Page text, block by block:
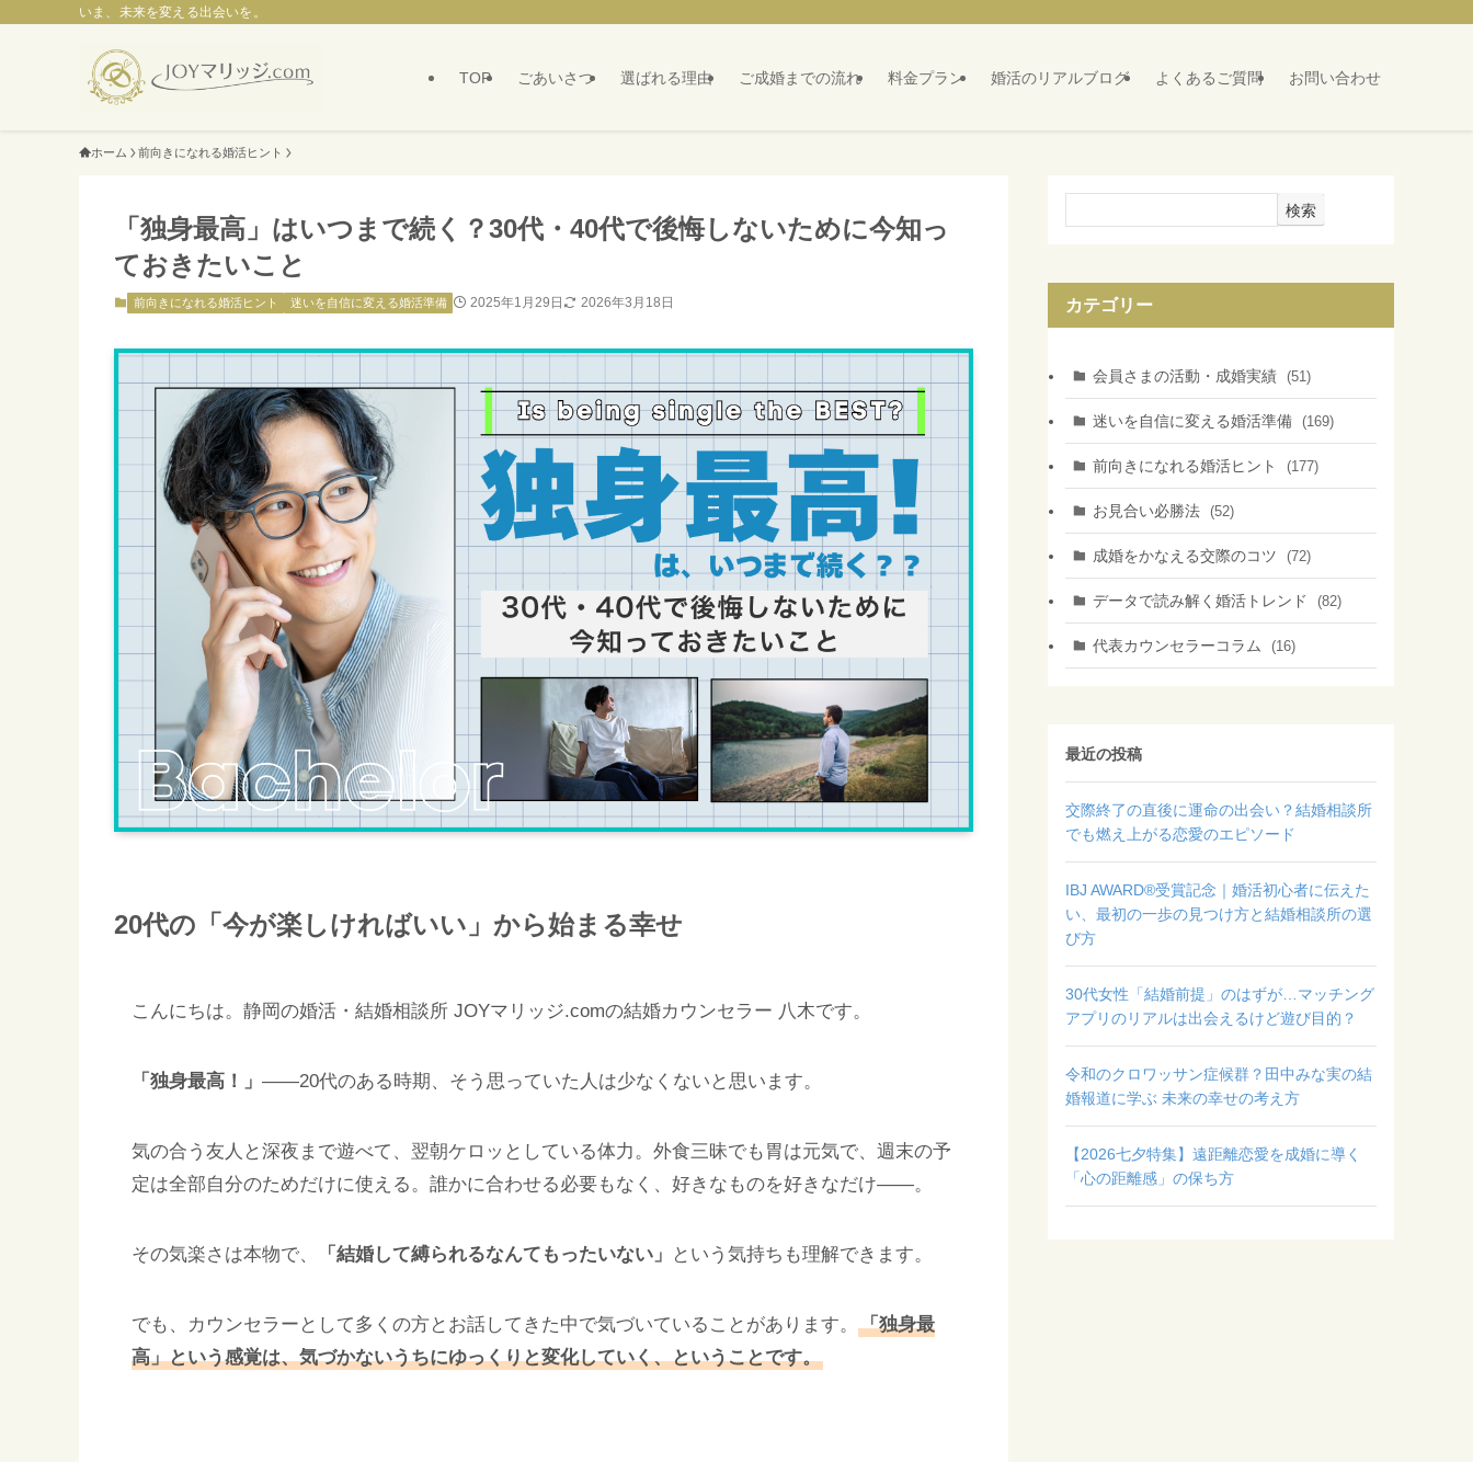
いま、未来を変える出会いを。
TOP ごあいさつ 選ばれる理由 ご成婚までの流れ 料金プラン 婚活のリアルブログ よくあるご質問 お問い合わせ
ホーム 前向きになれる婚活ヒント
「独身最高」はいつまで続く？30代・40代で後悔しないために今知っ
ておきたいこと
前向きになれる婚活ヒント 迷いを自信に変える婚活準備 2025年1月29日 2026年3月18日
20代の「今が楽しければいい」から始まる幸せ
こんにちは。静岡の婚活・結婚相談所 JOYマリッジ.comの結婚カウンセラー 八木です。
「独身最高！」 ——20代のある時期、そう思っていた人は少なくないと思います。
気の合う友人と深夜まで遊べて、翌朝ケロッとしている体力。外食三昧でも胃は元気で、週末の予
定は全部自分のためだけに使える。誰かに合わせる必要もなく、好きなものを好きなだけ——。
その気楽さは本物で、 「結婚して縛られるなんてもったいない」 という気持ちも理解できます。
でも、カウンセラーとして多くの方とお話してきた中で気づいていることがあります。
「独身最
高」という感覚は、気づかないうちにゆっくりと変化していく、ということです。
検索
カテゴリー
会員さまの活動・成婚実績 (51)
迷いを自信に変える婚活準備 (169)
前向きになれる婚活ヒント (177)
お見合い必勝法 (52)
成婚をかなえる交際のコツ (72)
データで読み解く婚活トレンド (82)
代表カウンセラーコラム (16)
最近の投稿
交際終了の直後に運命の出会い？結婚相談所
でも燃え上がる恋愛のエピソード
IBJ AWARD®受賞記念｜婚活初心者に伝えた
い、最初の一歩の見つけ方と結婚相談所の選
び方
30代女性「結婚前提」のはずが…マッチング
アプリのリアルは出会えるけど遊び目的？
令和のクロワッサン症候群？田中みな実の結
婚報道に学ぶ 未来の幸せの考え方
【2026七夕特集】遠距離恋愛を成婚に導く
「心の距離感」の保ち方